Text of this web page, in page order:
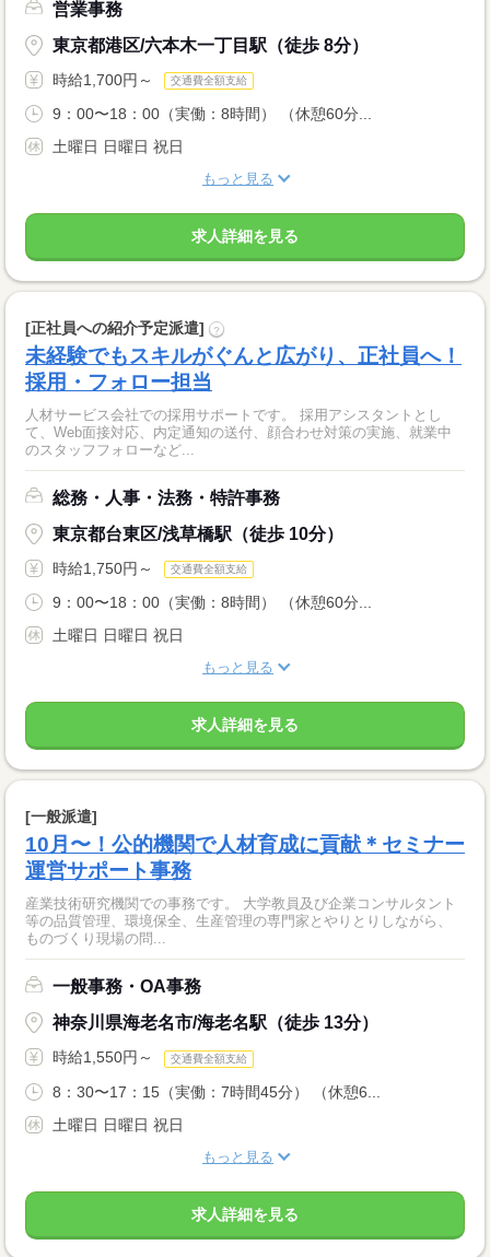
営業事務
東京都港区/六本木一丁目駅（徒歩 8分）
時給1,700円～ 交通費全額支給
9：00〜18：00（実働：8時間） （休憩60分...
土曜日 日曜日 祝日
もっと見る
求人詳細を見る
[正社員への紹介予定派遣] ?
未経験でもスキルがぐんと広がり、正社員へ！
採用・フォロー担当
人材サービス会社での採用サポートです。 採用アシスタントとし
て、Web面接対応、内定通知の送付、顔合わせ対策の実施、就業中
のスタッフフォローなど...
総務・人事・法務・特許事務
東京都台東区/浅草橋駅（徒歩 10分）
時給1,750円～ 交通費全額支給
9：00〜18：00（実働：8時間） （休憩60分...
土曜日 日曜日 祝日
もっと見る
求人詳細を見る
[一般派遣]
10月〜！公的機関で人材育成に貢献＊セミナー
運営サポート事務
産業技術研究機関での事務です。 大学教員及び企業コンサルタント
等の品質管理、環境保全、生産管理の専門家とやりとりしながら、
ものづくり現場の問...
一般事務・OA事務
神奈川県海老名市/海老名駅（徒歩 13分）
時給1,550円～ 交通費全額支給
8：30〜17：15（実働：7時間45分） （休憩6...
土曜日 日曜日 祝日
もっと見る
求人詳細を見る